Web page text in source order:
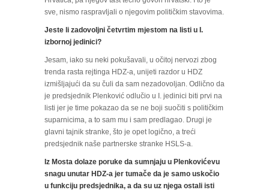
sve, nismo raspravljali o njegovim političkim stavovima.
Jeste li zadovoljni četvrtim mjestom na listi u I.
izbornoj jedinici?
Jesam, iako su neki pokušavali, u očitoj nervozi zbog
trenda rasta rejtinga HDZ-a, unijeti razdor u HDZ
izmišljajući da su čuli da sam nezadovoljan. Odlično da
je predsjednik Plenković odlučio u I. jedinici biti prvi na
listi jer je time pokazao da se ne boji suočiti s političkim
suparnicima, a to sam mu i sam predlagao. Drugi je
glavni tajnik stranke, što je opet logično, a treći
predsjednik naše partnerske stranke HSLS-a.
Iz Mosta dolaze poruke da sumnjaju u Plenkovićevu
snagu unutar HDZ-a jer tumače da je samo uskočio
u funkciju predsjednika, a da su uz njega ostali isti